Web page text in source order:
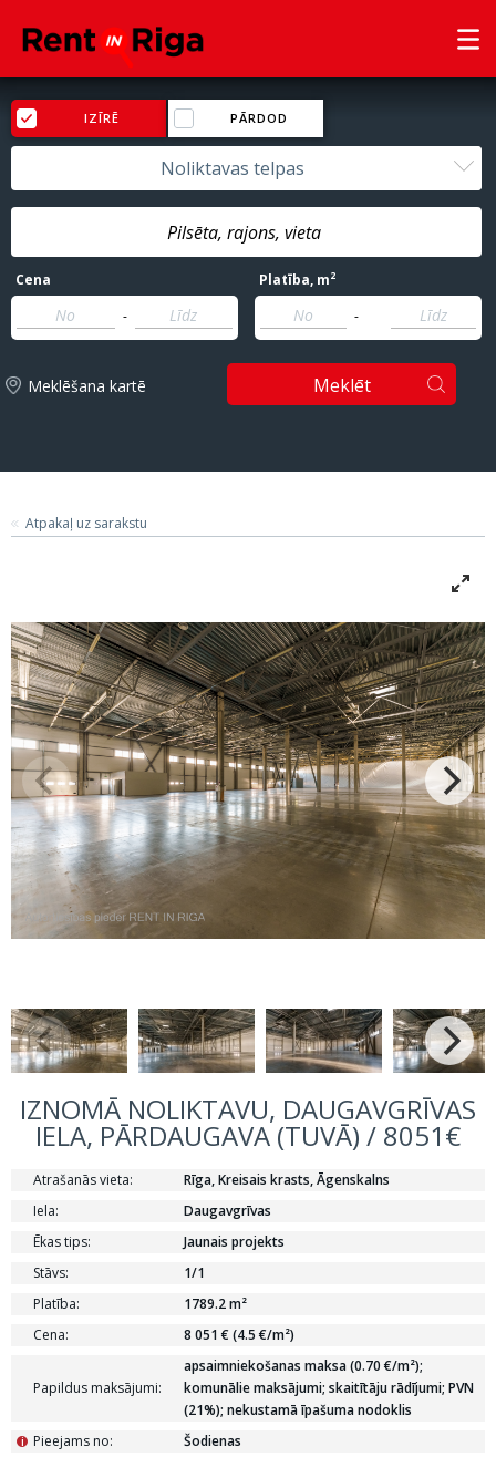
IZĪRĒ PĀRDOD
Noliktavas telpas
Cena
-
Platība, m2
-
Meklēšana kartē Meklēt
Atpakaļ uz sarakstu
IZNOMĀ NOLIKTAVU, DAUGAVGRĪVAS
IELA, PĀRDAUGAVA (TUVĀ) / 8051€
Atrašanās vieta:
Rīga, Kreisais krasts, Āgenskalns
Iela:
Daugavgrīvas
Ēkas tips:
Jaunais projekts
Stāvs:
1/1
Platība:
1789.2 m²
Cena:
8 051 € (4.5 €/m²)
Papildus maksājumi:
apsaimniekošanas maksa (0.70 €/m²);
komunālie maksājumi; skaitītāju rādījumi; PVN
(21%); nekustamā īpašuma nodoklis
Pieejams no:
i Šodienas